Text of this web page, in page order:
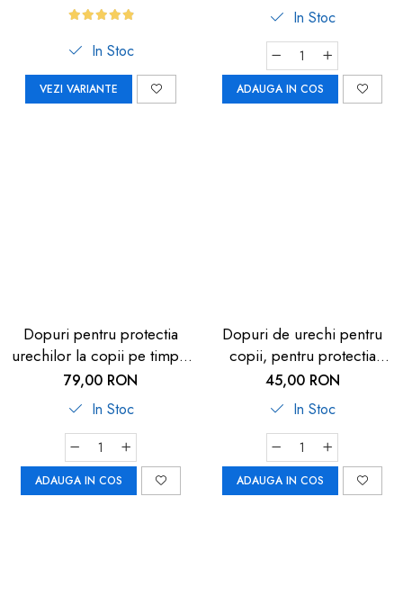
In Stoc
VEZI VARIANTE
In Stoc
ADAUGA IN COS
Dopuri pentru protectia
urechilor la copii pe timpul
zborului, 1 an+,
transparente, reutilizabile,
hipoalergenice, SANOHRA
79,00 RON
In Stoc
ADAUGA IN COS
Dopuri de urechi pentru
copii, pentru protectia
auzului impotriva
zgomotului, 3 ani+, SNR
33dB, 12 bucati, spuma,
portocaliu, SANOHRA Max
Kids
45,00 RON
In Stoc
ADAUGA IN COS